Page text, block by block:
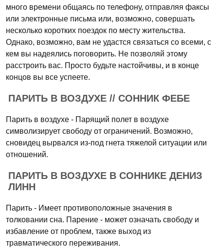
много времени общаясь по телефону, отправляя факсы
или электронные письма или, возможно, совершать
несколько коротких поездок по месту жительства.
Однако, возможно, вам не удастся связаться со всеми, с
кем вы надеялись поговорить. Не позволяй этому
расстроить вас. Просто будьте настойчивы, и в конце
концов вы все успеете.
ПАРИТЬ В ВОЗДУХЕ // СОННИК ФЕБЕ
Парить в воздухе - Парящий полет в воздухе
символизирует свободу от ограничений. Возможно,
сновидец вырвался из-под гнета тяжелой ситуации или
отношений.
ПАРИТЬ В ВОЗДУХЕ В СОННИКЕ ДЕНИЗ
ЛИНН
Парить - Имеет противоположные значения в
толковании сна. Парение - может означать свободу и
избавление от проблем, также выход из
травматического переживания.